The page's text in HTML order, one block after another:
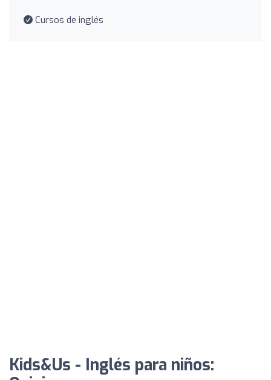
Cursos de inglés
Kids&Us - Inglés para niños: